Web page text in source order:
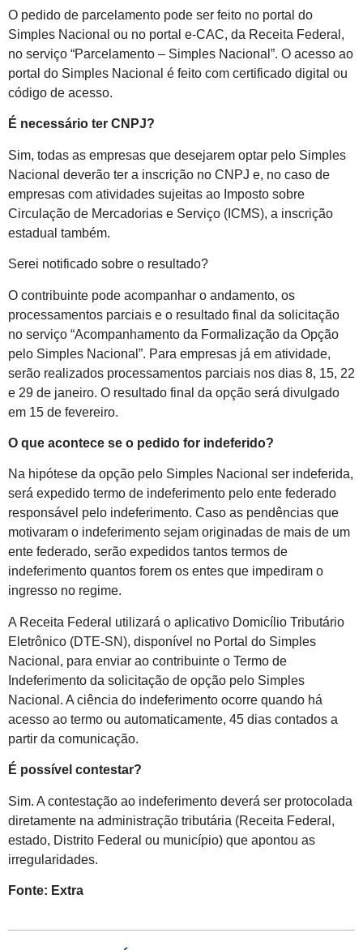
O pedido de parcelamento pode ser feito no portal do
Simples Nacional ou no portal e-CAC, da Receita Federal,
no serviço “Parcelamento – Simples Nacional”. O acesso ao
portal do Simples Nacional é feito com certificado digital ou
código de acesso.
É necessário ter CNPJ?
Sim, todas as empresas que desejarem optar pelo Simples
Nacional deverão ter a inscrição no CNPJ e, no caso de
empresas com atividades sujeitas ao Imposto sobre
Circulação de Mercadorias e Serviço (ICMS), a inscrição
estadual também.
Serei notificado sobre o resultado?
O contribuinte pode acompanhar o andamento, os
processamentos parciais e o resultado final da solicitação
no serviço “Acompanhamento da Formalização da Opção
pelo Simples Nacional”. Para empresas já em atividade,
serão realizados processamentos parciais nos dias 8, 15, 22
e 29 de janeiro. O resultado final da opção será divulgado
em 15 de fevereiro.
O que acontece se o pedido for indeferido?
Na hipótese da opção pelo Simples Nacional ser indeferida,
será expedido termo de indeferimento pelo ente federado
responsável pelo indeferimento. Caso as pendências que
motivaram o indeferimento sejam originadas de mais de um
ente federado, serão expedidos tantos termos de
indeferimento quantos forem os entes que impediram o
ingresso no regime.
A Receita Federal utilizará o aplicativo Domicílio Tributário
Eletrônico (DTE-SN), disponível no Portal do Simples
Nacional, para enviar ao contribuinte o Termo de
Indeferimento da solicitação de opção pelo Simples
Nacional. A ciência do indeferimento ocorre quando há
acesso ao termo ou automaticamente, 45 dias contados a
partir da comunicação.
É possível contestar?
Sim. A contestação ao indeferimento deverá ser protocolada
diretamente na administração tributária (Receita Federal,
estado, Distrito Federal ou município) que apontou as
irregularidades.
Fonte: Extra